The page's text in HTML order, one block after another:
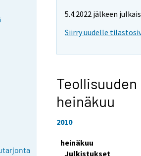
5.4.2022 jälkeen
Siirry uudelle
heinäkuu
2010
heinäkuu
Julkistukset